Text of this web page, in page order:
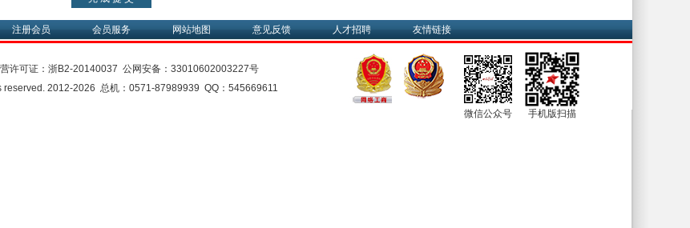
注册会员 会员服务 网站地图 意见反馈 人才招聘 友情链接
许可证： 浙B2-20140037 公网安备： 33010602003227号
reserved. 2012-2026 总机：0571-87989939 QQ：545669611
微信公众号 手机版扫描